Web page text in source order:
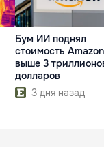
Бум ИИ поднял
стоимость Amazon
выше 3
долларов
3 дня назад